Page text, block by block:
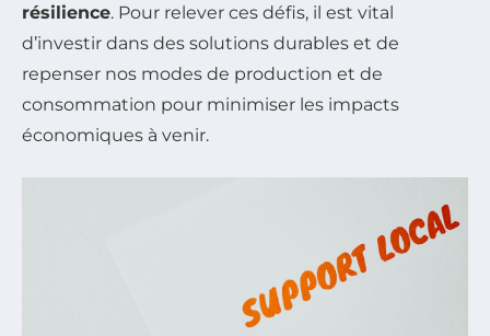
résilience. Pour relever ces défis, il est vital
d’investir dans des solutions durables et de
repenser nos modes de production et de
consommation pour minimiser les impacts
économiques à venir.